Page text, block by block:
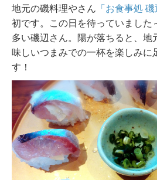
地元の磯料理やさん 「お食事処 磯
初です。この日を待っていました
多い磯辺さん。陽が落ちると、地
味しいつまみでの一杯を楽しみに
す！